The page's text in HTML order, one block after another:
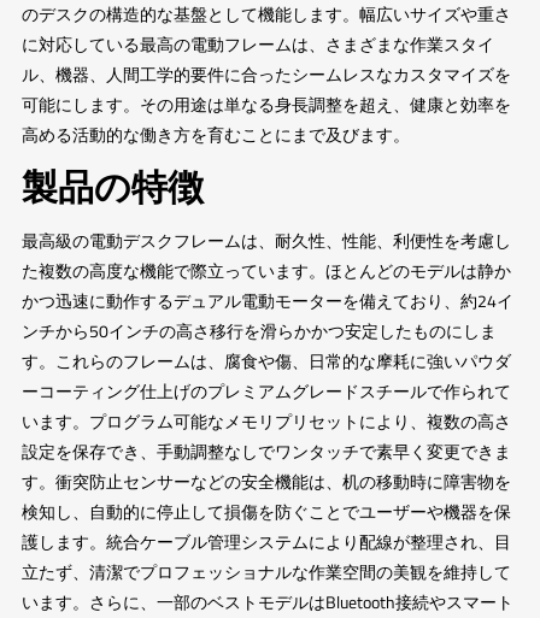
のデスクの構造的な基盤として機能します。幅広いサイズや重さ
に対応している最高の電動フレームは、さまざまな作業スタイ
ル、機器、人間工学的要件に合ったシームレスなカスタマイズを
可能にします。その用途は単なる身長調整を超え、健康と効率を
高める活動的な働き方を育むことにまで及びます。
製品の特徴
最高級の電動デスクフレームは、耐久性、性能、利便性を考慮し
た複数の高度な機能で際立っています。ほとんどのモデルは静か
かつ迅速に動作するデュアル電動モーターを備えており、約24イ
ンチから50インチの高さ移行を滑らかかつ安定したものにしま
す。これらのフレームは、腐食や傷、日常的な摩耗に強いパウダ
ーコーティング仕上げのプレミアムグレードスチールで作られて
います。プログラム可能なメモリプリセットにより、複数の高さ
設定を保存でき、手動調整なしでワンタッチで素早く変更できま
す。衝突防止センサーなどの安全機能は、机の移動時に障害物を
検知し、自動的に停止して損傷を防ぐことでユーザーや機器を保
護します。統合ケーブル管理システムにより配線が整理され、目
立たず、清潔でプロフェッショナルな作業空間の美観を維持して
います。さらに、一部のベストモデルはBluetooth接続やスマート